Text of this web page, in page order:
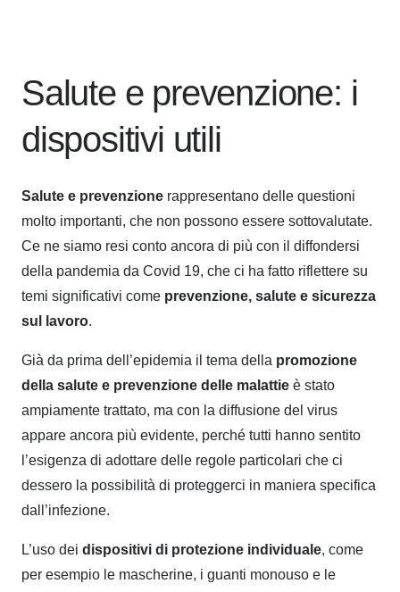
Salute e prevenzione: i
dispositivi utili
Salute e prevenzione rappresentano delle questioni
molto importanti, che non possono essere sottovalutate.
Ce ne siamo resi conto ancora di più con il diffondersi
della pandemia da Covid 19, che ci ha fatto riflettere su
temi significativi come prevenzione, salute e sicurezza
sul lavoro.
Già da prima dell’epidemia il tema della promozione
della salute e prevenzione delle malattie è stato
ampiamente trattato, ma con la diffusione del virus
appare ancora più evidente, perché tutti hanno sentito
l’esigenza di adottare delle regole particolari che ci
dessero la possibilità di proteggerci in maniera specifica
dall’infezione.
L’uso dei dispositivi di protezione individuale, come
per esempio le mascherine, i guanti monouso e le